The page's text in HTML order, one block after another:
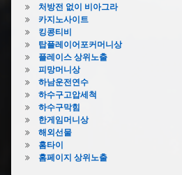
평
택
하
수
구
막
힘
포
항
하
수
구
처방전 없이 비아그라
카지노사이트
킹콩티비
탑플레이어포커머니상
플레이스 상위노출
피망머니상
하남운전연수
하수구고압세척
하수구막힘
한게임머니상
해외선물
홈타이
홈페이지 상위노출